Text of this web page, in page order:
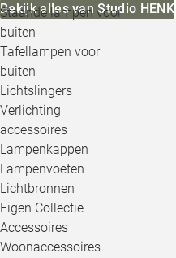
Staande lampen voor
buiten
Tafellampen voor
buiten
Lichtslingers
Verlichting
accessoires
Lampenkappen
Lampenvoeten
Lichtbronnen
Eigen Collectie
Accessoires
Woonaccessoires
Bekijk alles van Studio HENK